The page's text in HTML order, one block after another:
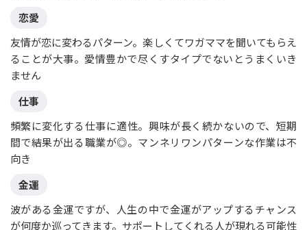
恋愛
友情が恋に変わるパターン。楽しくてワガママを聞いてもらえ
ることが大事。愛情豊かで尽くすタイプでないとうまくいき
ません
仕事
頻繁に変化する仕事に適性。興味が長く続かないので、短期
間で結果が出る職業が◎。マンネリワンパターンな作業は不
向き
金運
波がある金運ですが、人生の中で金運がアップするチャンス
が何度か巡ってきます。サポートしてくれる人が現れる可能性